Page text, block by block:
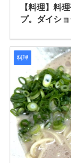
【料理】料
プ。ダイシ
料理